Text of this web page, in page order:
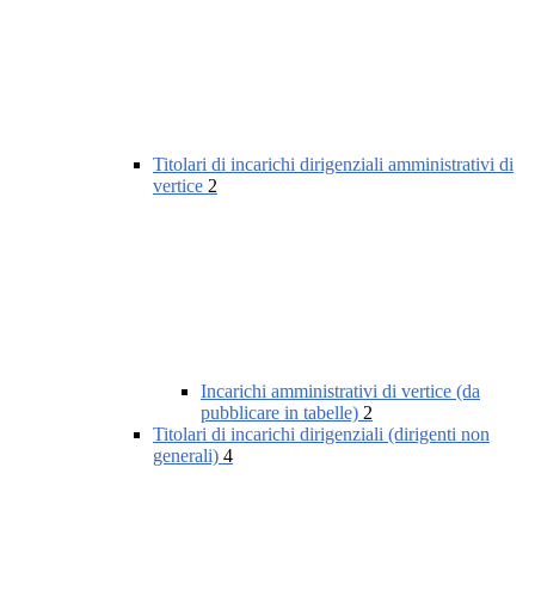
Titolari di incarichi dirigenziali amministrativi di
vertice 2
Incarichi amministrativi di vertice (da
pubblicare in tabelle) 2
Titolari di incarichi dirigenziali (dirigenti non
generali) 4